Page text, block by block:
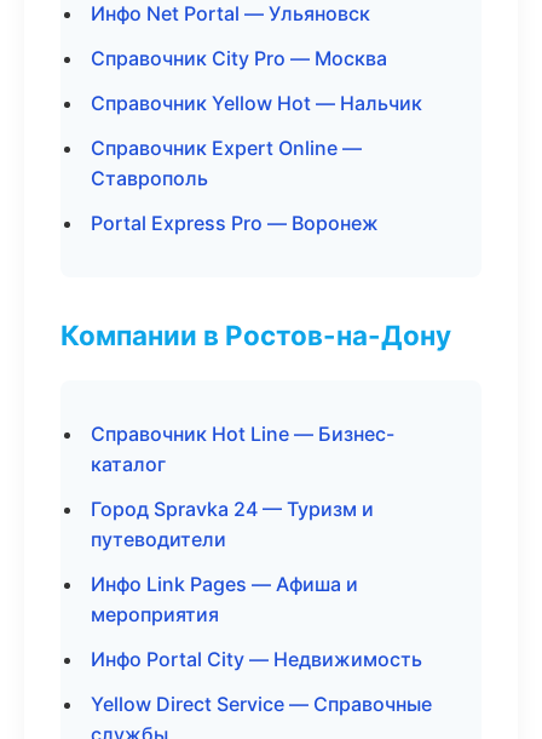
Инфо Net Portal — Ульяновск
Справочник City Pro — Москва
Справочник Yellow Hot — Нальчик
Справочник Expert Online —
Ставрополь
Portal Express Pro — Воронеж
Компании в Ростов-на-Дону
Справочник Hot Line — Бизнес-
каталог
Город Spravka 24 — Туризм и
путеводители
Инфо Link Pages — Афиша и
мероприятия
Инфо Portal City — Недвижимость
Yellow Direct Service — Справочные
службы